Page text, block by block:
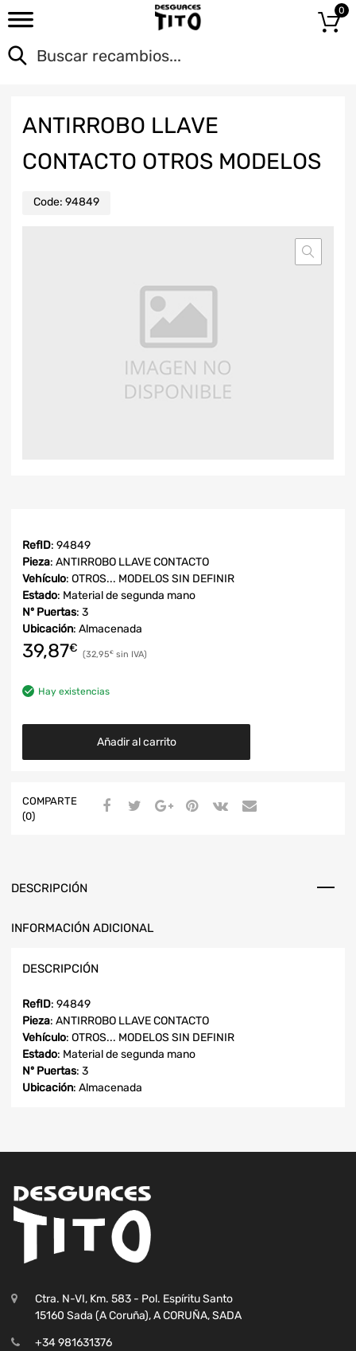
0
ANTIRROBO LLAVE
CONTACTO OTROS MODELOS
Code: 94849
RefID: 94849
Pieza: ANTIRROBO LLAVE CONTACTO
Vehículo: OTROS... MODELOS SIN DEFINIR
Estado: Material de segunda mano
Nº Puertas: 3
Ubicación: Almacenada
39,87€ 32,95€
Hay existencias
Añadir al carrito
COMPARTE
(0)
DESCRIPCIÓN
INFORMACIÓN ADICIONAL
DESCRIPCIÓN
RefID: 94849
Pieza: ANTIRROBO LLAVE CONTACTO
Vehículo: OTROS... MODELOS SIN DEFINIR
Estado: Material de segunda mano
Nº Puertas: 3
Ubicación: Almacenada
Ctra. N-VI, Km. 583 - Pol. Espíritu Santo
15160 Sada (A Coruña), A CORUÑA, SADA
+34 981631376